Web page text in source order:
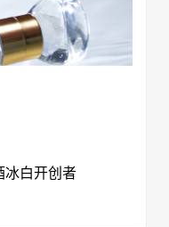
白开创者